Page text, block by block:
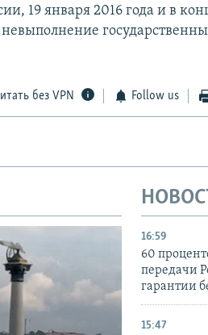
19 января 2016 года и в
без VPN Follow us
16:59
60
передачи
гарантии
15:47